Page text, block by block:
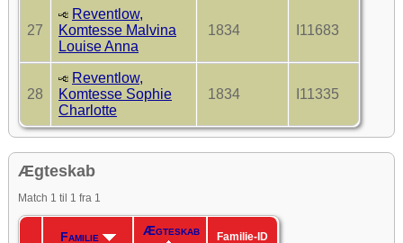
27
Reventlow,
Komtesse Malvina
Louise Anna
1834 I11683
28
Reventlow,
Komtesse Sophie
Charlotte
1834 I11335
Ægteskab
Match 1 til 1 fra 1
Familie Ægteskab Familie-ID